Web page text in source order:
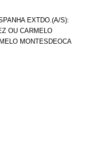
EXTDO.(A/S):
OU CARMELO
MONTESDEOCA